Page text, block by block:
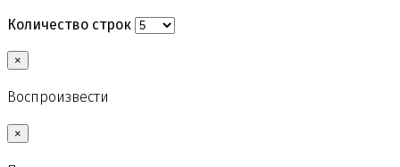
Количество строк
×
Воспроизвести
×